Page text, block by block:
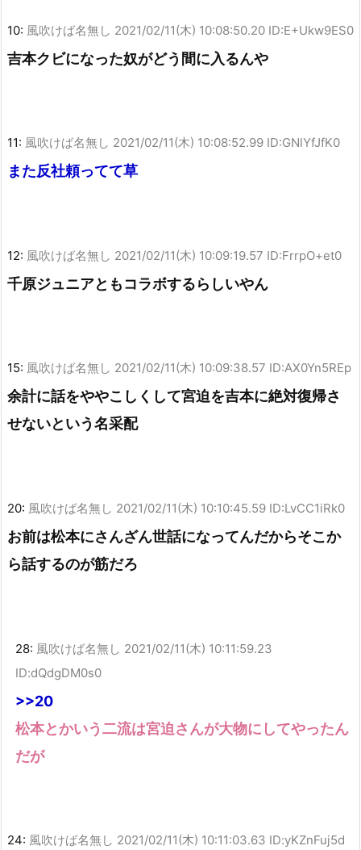
10: 風吹けば名無し 2021/02/11(木) 10:08:50.20 ID:E+Ukw9ES0
吉本クビになった奴がどう間に入るんや
11: 風吹けば名無し 2021/02/11(木) 10:08:52.99 ID:GNlYfJfK0
また反社頼ってて草
12: 風吹けば名無し 2021/02/11(木) 10:09:19.57 ID:FrrpO+et0
千原ジュニアともコラボするらしいやん
15: 風吹けば名無し 2021/02/11(木) 10:09:38.57 ID:AX0Yn5REp
余計に話をややこしくして宮迫を吉本に絶対復帰さ
せないという名采配
20: 風吹けば名無し 2021/02/11(木) 10:10:45.59 ID:LvCC1iRk0
お前は松本にさんざん世話になってんだからそこか
ら話するのが筋だろ
28: 風吹けば名無し 2021/02/11(木) 10:11:59.23
ID:dQdgDM0s0
>>20
松本とかいう二流は宮迫さんが大物にしてやったん
だが
24: 風吹けば名無し 2021/02/11(木) 10:11:03.63 ID:yKZnFuj5d